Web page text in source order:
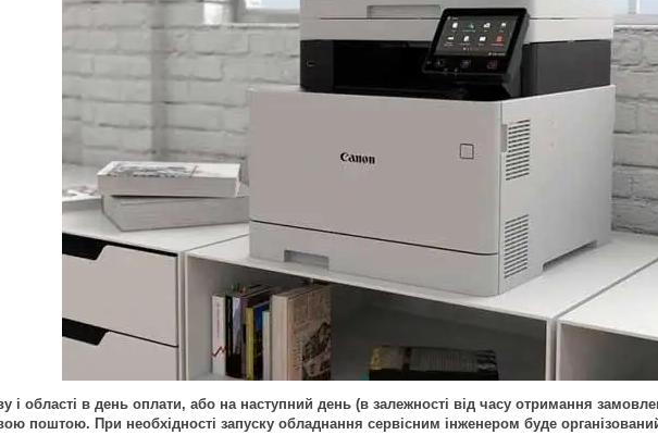
і області в день оплати, або на наступний день (в залежності від часу отримання
поштою. При необхідності запуску обладнання сервісним інженером буде